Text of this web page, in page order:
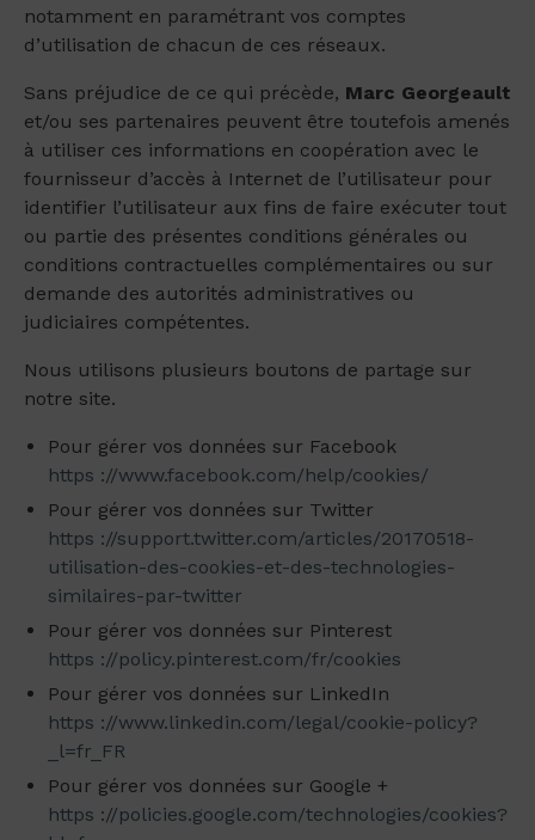
notamment en paramétrant vos comptes
d’utilisation de chacun de ces réseaux.
Sans préjudice de ce qui précède, Marc Georgeault
et/ou ses partenaires peuvent être toutefois amenés
à utiliser ces informations en coopération avec le
fournisseur d’accès à Internet de l’utilisateur pour
identifier l’utilisateur aux fins de faire exécuter tout
ou partie des présentes conditions générales ou
conditions contractuelles complémentaires ou sur
demande des autorités administratives ou
judiciaires compétentes.
Nous utilisons plusieurs boutons de partage sur
notre site.
Pour gérer vos données sur Facebook
https ://www.facebook.com/help/cookies/
Pour gérer vos données sur Twitter
https ://support.twitter.com/articles/20170518-
utilisation-des-cookies-et-des-technologies-
similaires-par-twitter
Pour gérer vos données sur Pinterest
https ://policy.pinterest.com/fr/cookies
Pour gérer vos données sur LinkedIn
https ://www.linkedin.com/legal/cookie-policy?
_l=fr_FR
Pour gérer vos données sur Google +
https ://policies.google.com/technologies/cookies?